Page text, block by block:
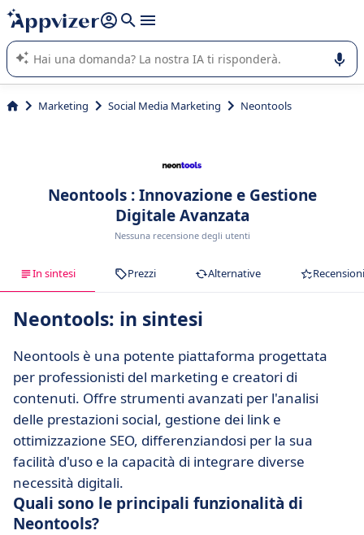
righe con
shift + enter
L'IA di Appvizer vi guida nell'utilizzo o nella scelta di un
software SaaS per la vostra azienda.
Marketing Social Media Marketing Neontools
Neontools : Innovazione e Gestione
Digitale Avanzata
Nessuna recensione degli utenti
In sintesi Prezzi Alternative Recensioni
Neontools: in sintesi
Neontools è una potente piattaforma progettata
per professionisti del marketing e creatori di
contenuti. Offre strumenti avanzati per l'analisi
delle prestazioni social, gestione dei link e
ottimizzazione SEO, differenziandosi per la sua
facilità d'uso e la capacità di integrare diverse
necessità digitali.
Quali sono le principali funzionalità di
Neontools?